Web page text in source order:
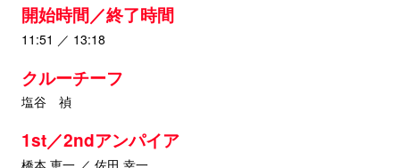
開始時間／終了時間
11:51 ／ 13:18
クルーチーフ
塩谷 禎
1st／2ndアンパイア
橋本 恵一 ／ 佐田 幸一